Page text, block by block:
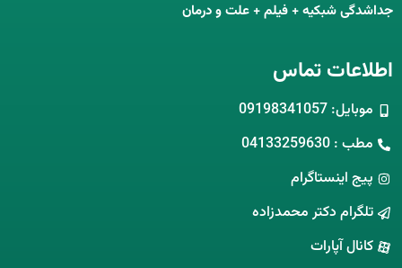
جداشدگی شبکیه + فیلم + علت و درمان
اطلاعات تماس
موبایل: 09198341057
مطب : 04133259630
پیج اینستاگرام
تلگرام دکتر محمدزاده
کانال آپارات